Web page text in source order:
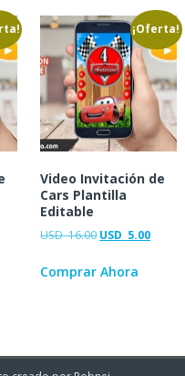
¡Oferta!
Video Invitación de
Cars Plantilla
Editable
USD16.00 USD 5.00
Comprar Ahora